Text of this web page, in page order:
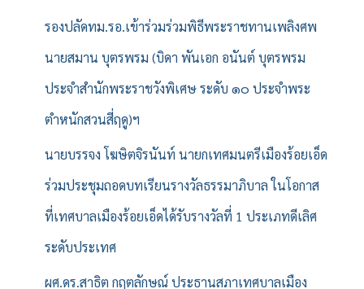
รองปลัดทม.รอ.เข้าร่วมร่วมพิธีพระราชทานเพลิงศพ
นายสมาน บุตรพรม (บิดา พันเอก อนันต์ บุตรพรม
ประจำสำนักพระราชวังพิเศษ ระดับ ๑๐ ประจำพระ
ตำหนักสวนสี่ฤดู)ฯ
นายบรรจง โฆษิตจิรนันท์ นายกเทศมนตรีเมืองร้อยเอ็ด
ร่วมประชุมถอดบทเรียนรางวัลธรรมาภิบาล ในโอกาส
ที่เทศบาลเมืองร้อยเอ็ดได้รับรางวัลที่ 1 ประเภทดีเลิศ
ระดับประเทศ
ผศ.ดร.สาธิต กฤตลักษณ์ ประธานสภาเทศบาลเมือง